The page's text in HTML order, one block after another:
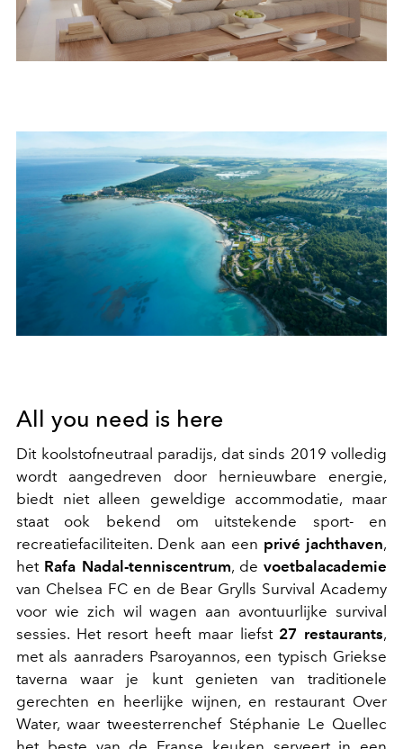
All you need is here
Dit koolstofneutraal paradijs, dat sinds 2019 volledig
wordt aangedreven door hernieuwbare energie,
biedt niet alleen geweldige accommodatie, maar
staat ook bekend om uitstekende sport- en
recreatiefaciliteiten. Denk aan een privé jachthaven,
het Rafa Nadal-tenniscentrum, de voetbalacademie
van Chelsea FC en de Bear Grylls Survival Academy
voor wie zich wil wagen aan avontuurlijke survival
sessies. Het resort heeft maar liefst 27 restaurants,
met als aanraders Psaroyannos, een typisch Griekse
taverna waar je kunt genieten van traditionele
gerechten en heerlijke wijnen, en restaurant Over
Water, waar tweesterrenchef Stéphanie Le Quellec